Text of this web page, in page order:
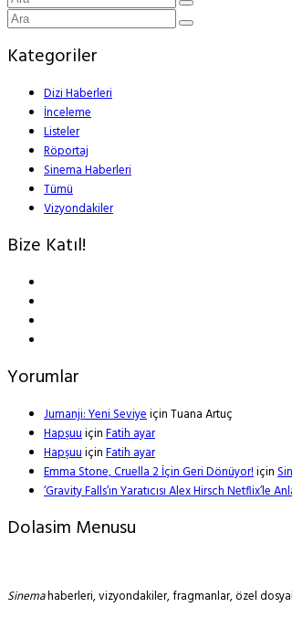
Kategoriler
Dizi Haberleri
İnceleme
Listeler
Röportaj
Sinema Haberleri
Tümü
Vizyondakiler
Bize Katıl!
Yorumlar
Jumanji: Yeni SeviyeiçinTuana Artuç
HapşuuiçinFatih ayar
HapşuuiçinFatih ayar
Emma Stone, Cruella 2 İçin Geri Dönüyor!için
‘Gravity Falls’ın Yaratıcısı Alex Hirsch Netflix’le
Dolasim Menusu
Sinemahaberleri, vizyondakiler, fragmanlar, özel